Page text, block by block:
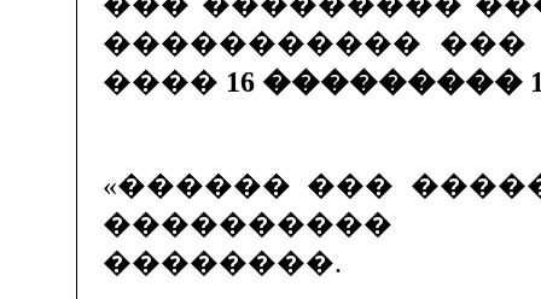
�����������
���� 16 ���������
«������ ��� �����
����������
��������.